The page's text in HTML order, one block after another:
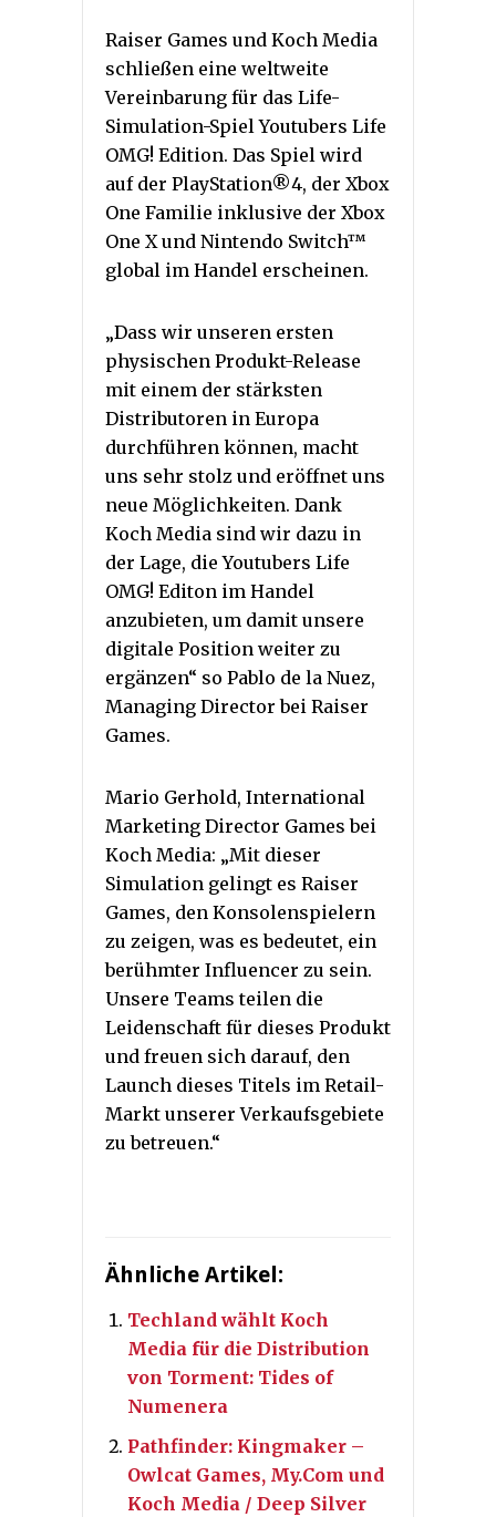
Raiser Games und Koch Media
schließen eine weltweite
Vereinbarung für das Life-
Simulation-Spiel Youtubers Life
OMG! Edition. Das Spiel wird
auf der PlayStation®4, der Xbox
One Familie inklusive der Xbox
One X und Nintendo Switch™
global im Handel erscheinen.
„Dass wir unseren ersten
physischen Produkt-Release
mit einem der stärksten
Distributoren in Europa
durchführen können, macht
uns sehr stolz und eröffnet uns
neue Möglichkeiten. Dank
Koch Media sind wir dazu in
der Lage, die Youtubers Life
OMG! Editon im Handel
anzubieten, um damit unsere
digitale Position weiter zu
ergänzen“ so Pablo de la Nuez,
Managing Director bei Raiser
Games.
Mario Gerhold, International
Marketing Director Games bei
Koch Media: „Mit dieser
Simulation gelingt es Raiser
Games, den Konsolenspielern
zu zeigen, was es bedeutet, ein
berühmter Influencer zu sein.
Unsere Teams teilen die
Leidenschaft für dieses Produkt
und freuen sich darauf, den
Launch dieses Titels im Retail-
Markt unserer Verkaufsgebiete
zu betreuen.“
Ähnliche Artikel:
Techland wählt Koch
Media für die Distribution
von Torment: Tides of
Numenera
Pathfinder: Kingmaker –
Owlcat Games, My.Com und
Koch Media / Deep Silver